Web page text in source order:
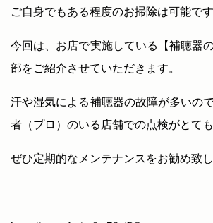
ご自身でもある程度のお掃除は可能です
今回は、お店で実施している【補聴器
部をご紹介させていただきます。
汗や湿気による補聴器の故障が多いの
者（プロ）のいる店舗での点検がとても
ぜひ定期的なメンテナンスをお勧め致し